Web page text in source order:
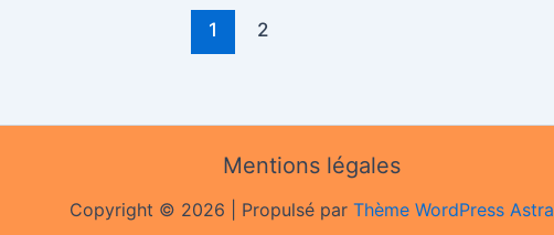
1 2
Mentions légales
Copyright © 2026 | Propulsé par Thème WordPress Astra